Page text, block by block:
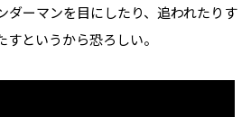
ダーマンを目にしたり、追われたりす
というから恐ろしい。